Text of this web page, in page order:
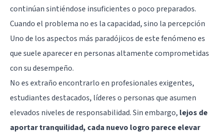
continúan sintiéndose insuficientes o poco preparados.
Cuando el problema no es la capacidad, sino la percepción
Uno de los aspectos más paradójicos de este fenómeno es
que suele aparecer en personas altamente comprometidas
con su desempeño.
No es extraño encontrarlo en profesionales exigentes,
estudiantes destacados, líderes o personas que asumen
elevados niveles de responsabilidad. Sin embargo, lejos de
aportar tranquilidad, cada nuevo logro parece elevar